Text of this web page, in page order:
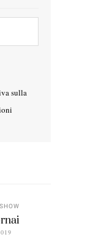
sulla